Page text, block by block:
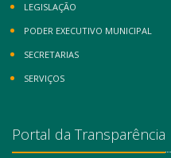
LEGISLAÇÃO
PODER EXECUTIVO MUNICIPAL
SECRETARIAS
SERVIÇOS
Portal da Transparência